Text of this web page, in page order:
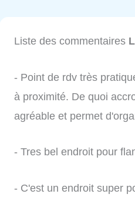
Liste des commentaires
- Point de rdv très
à proximité. De quoi
agréable et permet
- Tres bel endroit pour
- C'est un endroit super